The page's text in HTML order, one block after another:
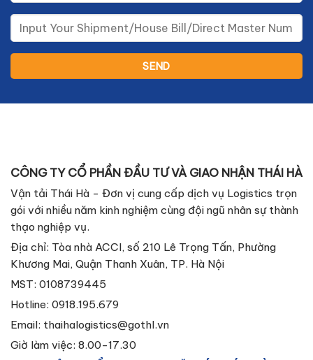
CÔNG TY CỔ PHẦN ĐẦU TƯ VÀ GIAO NHẬN THÁI HÀ
Vận tải Thái Hà - Đơn vị cung cấp dịch vụ Logistics trọn
gói với nhiều năm kinh nghiệm cùng đội ngũ nhân sự thành
thạo nghiệp vụ.
Địa chỉ: Tòa nhà ACCI, số 210 Lê Trọng Tấn, Phường
Khương Mai, Quận Thanh Xuân, TP. Hà Nội
MST: 0108739445
Hotline: 0918.195.679
Email: thaihalogistics@gothl.vn
Giờ làm việc: 8.00-17.30